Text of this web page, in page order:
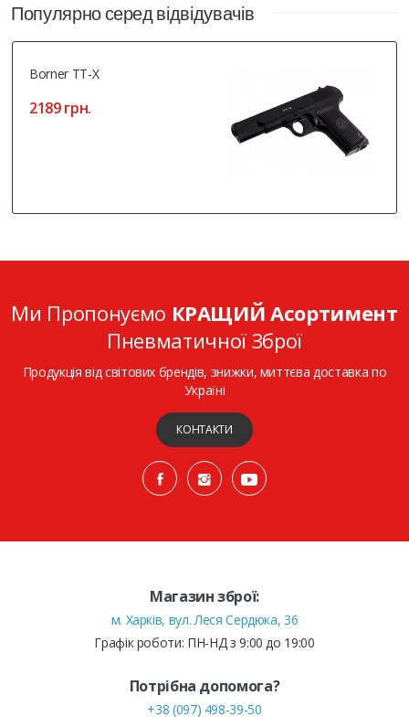
Популярно серед відвідувачів
Borner TT-X
2189 грн.
Ми Пропонуємо КРАЩИЙ Асортимент
Пневматичної Зброї
Продукція від світових брендів, знижки, миттєва доставка по
Україні
КОНТАКТИ
Магазин зброї:
м. Харків, вул. Леся Сердюка, 36
Графік роботи: ПН-НД з 9:00 до 19:00
Потрібна допомога?
+38 (097) 498-39-50